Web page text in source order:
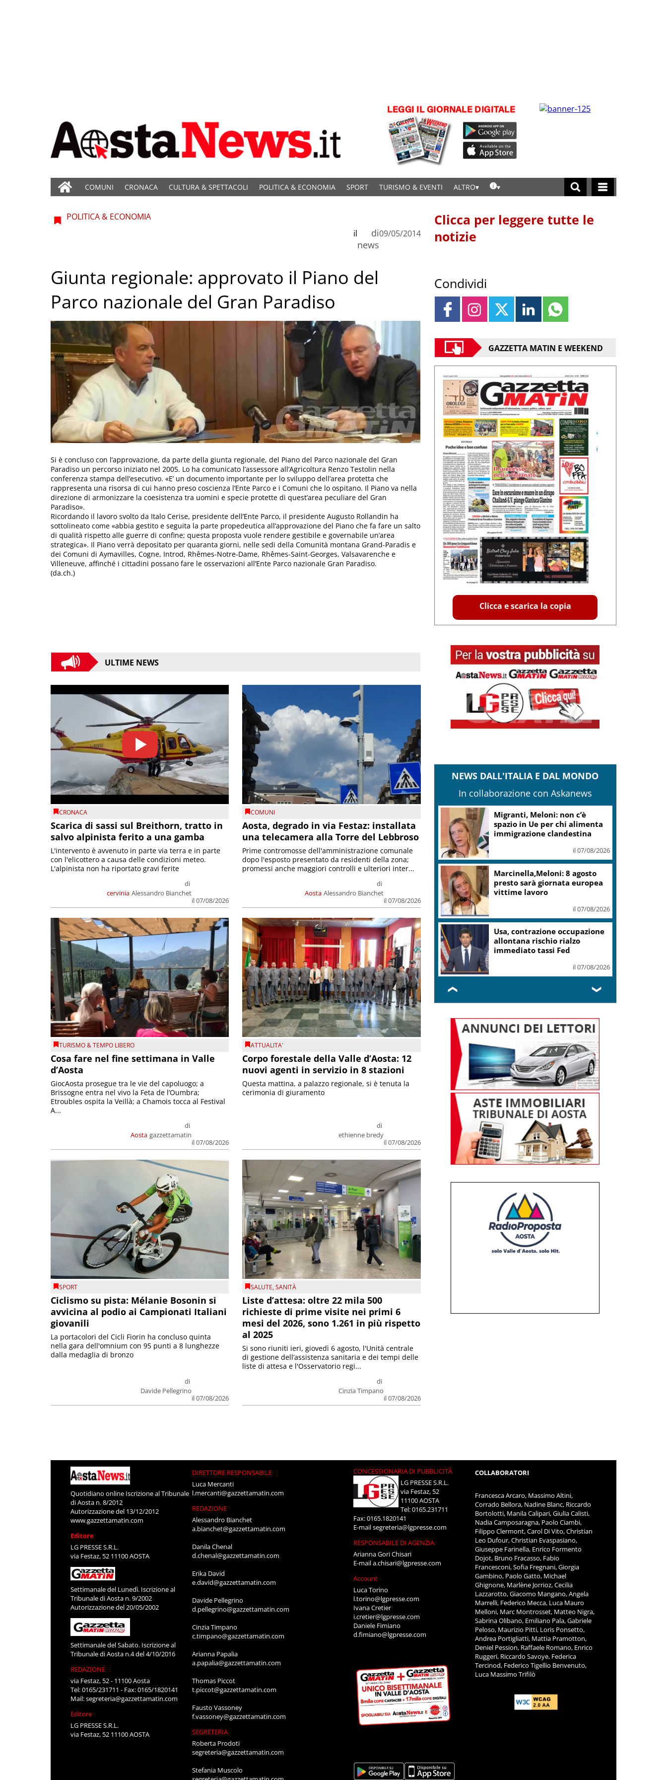
COMUNI CRONACA CULTURA & SPETTACOLI POLITICA & ECONOMIA SPORT TURISMO & EVENTI ALTRO
POLITICA & ECONOMIA
di
news
il 09/05/2014
Giunta regionale: approvato il Piano del
Parco nazionale del Gran Paradiso
Si è concluso con l’approvazione, da parte della giunta regionale, del Piano del Parco nazionale del Gran
Paradiso un percorso iniziato nel 2005. Lo ha comunicato l’assessore all’Agricoltura Renzo Testolin nella
conferenza stampa dell’esecutivo. «E’ un documento importante per lo sviluppo dell’area protetta che
rappresenta una risorsa di cui hanno preso coscienza l’Ente Parco e i Comuni che lo ospitano. Il Piano va nella
direzione di armonizzare la coesistenza tra uomini e specie protette di quest’area peculiare del Gran
Paradiso».
Ricordando il lavoro svolto da Italo Cerise, presidente dell’Ente Parco, il presidente Augusto Rollandin ha
sottolineato come «abbia gestito e seguita la parte propedeutica all’approvazione del Piano che fa fare un salto
di qualità rispetto alle guerre di confine; questa proposta vuole rendere gestibile e governabile un’area
strategica». Il Piano verrà depositato per quaranta giorni, nelle sedi della Comunità montana Grand-Paradis e
dei Comuni di Aymavilles, Cogne, Introd, Rhêmes-Notre-Dame, Rhêmes-Saint-Georges, Valsavarenche e
Villeneuve, affinché i cittadini possano fare le osservazioni all’Ente Parco nazionale Gran Paradiso.
(da.ch.)
ULTIME NEWS
CRONACA
Scarica di sassi sul Breithorn, tratto in
salvo alpinista ferito a una gamba
cervinia
di
Alessandro Bianchet
il 07/08/2026
L'intervento è avvenuto in parte via terra e in parte
con l'elicottero a causa delle condizioni meteo.
L'alpinista non ha riportato gravi ferite
COMUNI
Aosta, degrado in via Festaz: installata
una telecamera alla Torre del Lebbroso
Aosta
di
Alessandro Bianchet
il 07/08/2026
Prime contromosse dell'amministrazione comunale
dopo l'esposto presentato da residenti della zona;
promessi anche maggiori controlli e ulteriori inter...
TURISMO & TEMPO LIBERO
Cosa fare nel fine settimana in Valle
d’Aosta
Aosta
di
gazzettamatin
il 07/08/2026
GiocAosta prosegue tra le vie del capoluogo; a
Brissogne entra nel vivo la Feta de l’Oumbra;
Etroubles ospita la Veillà; a Chamois tocca al Festival
A...
ATTUALITA'
Corpo forestale della Valle d’Aosta: 12
nuovi agenti in servizio in 8 stazioni
di
ethienne bredy
il 07/08/2026
Questa mattina, a palazzo regionale, si è tenuta la
cerimonia di giuramento
SPORT
Ciclismo su pista: Mélanie Bosonin si
avvicina al podio ai Campionati Italiani
giovanili
di
Davide Pellegrino
il 07/08/2026
La portacolori del Cicli Fiorin ha concluso quinta
nella gara dell'omnium con 95 punti a 8 lunghezze
dalla medaglia di bronzo
SALUTE,SANITÀ
Liste d’attesa: oltre 22 mila 500
richieste di prime visite nei primi 6
mesi del 2026, sono 1.261 in più rispetto
al 2025
di
Cinzia Timpano
il 07/08/2026
Si sono riuniti ieri, giovedì 6 agosto, l'Unità centrale
di gestione dell’assistenza sanitaria e dei tempi delle
liste di attesa e l'Osservatorio regi...
Clicca per leggere tutte le
notizie
Condividi
GAZZETTA MATIN E WEEKEND
Clicca e scarica la copia
NEWS DALL'ITALIA E DAL MONDO
In collaborazione con Askanews
Migranti, Meloni: non c’è
spazio in Ue per chi alimenta
immigrazione clandestina
il 07/08/2026
Marcinella,Meloni: 8 agosto
presto sarà giornata europea
vittime lavoro
il 07/08/2026
Usa, contrazione occupazione
allontana rischio rialzo
immediato tassi Fed
il 07/08/2026
❮ ❯
Quotidiano online Iscrizione al Tribunale
di Aosta n. 8/2012
Autorizzazione del 13/12/2012
www.gazzettamatin.com
Editore
LG PRESSE S.R.L.
via Festaz, 52 11100 AOSTA
Settimanale del Lunedì. Iscrizione al
Tribunale di Aosta n. 9/2002
Autorizzazione del 20/05/2002
Settimanale del Sabato. Iscrizione al
Tribunale di Aosta n.4 del 4/10/2016
REDAZIONE
via Festaz, 52 - 11100 Aosta
Tel: 0165/231711 - Fax: 0165/1820141
Mail:segreteria@gazzettamatin.com
Editore
LG PRESSE S.R.L.
via Festaz, 52 11100 AOSTA
DIRETTORE RESPONSABILE
Luca Mercanti
l.mercanti@gazzettamatin.com
REDAZIONE
Alessandro Bianchet
a.bianchet@gazzettamatin.com
Danila Chenal
d.chenal@gazzettamatin.com
Erika David
e.david@gazzettamatin.com
Davide Pellegrino
d.pellegrino@gazzettamatin.com
Cinzia Timpano
c.timpano@gazzettamatin.com
Arianna Papalia
a.papalia@gazzettamatin.com
Thomas Piccot
t.piccot@gazzettamatin.com
Fausto Vassoney
f.vassoney@gazzettamatin.com
SEGRETERIA
Roberta Prodoti
segreteria@gazzettamatin.com
Stefania Muscolo
CONCESSIONARIA DI PUBBLICITÀ
LG PRESSE S.R.L.
via Festaz, 52
11100 AOSTA
Tel: 0165.231711
Fax: 0165.1820141
E-mailsegreteria@lgpresse.com
RESPONSABILE DI AGENZIA
Arianna Gori Chisari
E-maila.chisari@lgpresse.com
Account
Luca Torino
l.torino@lgpresse.com
Ivana Cretier
i.cretier@lgpresse.com
Daniele Fimiano
d.fimiano@lgpresse.com
COLLABORATORI
Francesca Arcaro, Massimo Altini,
Corrado Bellora, Nadine Blanc, Riccardo
Bortolotti, Manila Calipari, Giulia Calisti,
Nadia Camposaragna, Paolo Ciambi,
Filippo Clermont, Carol Di Vito, Christian
Leo Dufour, Christian Evaspasiano,
Giuseppe Farinella, Enrico Formento
Dojot, Bruno Fracasso, Fabio
Francesconi, Sofia Fregnani, Giorgia
Gambino, Paolo Gatto, Michael
Ghignone, Marlène Jorrioz, Cecilia
Lazzarotto, Giacomo Mangano, Angela
Marrelli, Federico Mecca, Luca Mauro
Melloni, Marc Montrosset, Matteo Nigra,
Sabrina Olibano, Emiliano Pala, Gabriele
Peloso, Maurizio Pitti, Loris Ponsetto,
Andrea Portigliatti, Mattia Pramotton,
Deniel Pession, Raffaele Romano, Enrico
Ruggeri, Riccardo Savoye, Federica
Tercinod, Federico Tigellio Benvenuto,
Luca Massimo Trifilò